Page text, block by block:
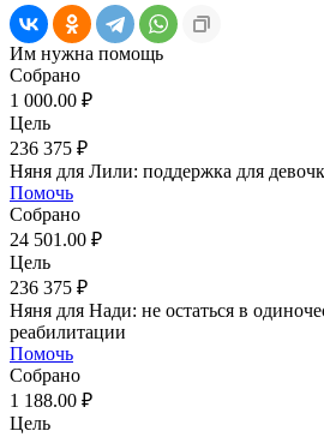
Им нужна помощь
Собрано
1 000.00 ₽
Цель
236 375 ₽
Няня для Лили: поддержка для
Помочь
Собрано
24 501.00 ₽
Цель
236 375 ₽
Няня для Нади: не остаться в
реабилитации
Помочь
Собрано
1 188.00 ₽
Цель